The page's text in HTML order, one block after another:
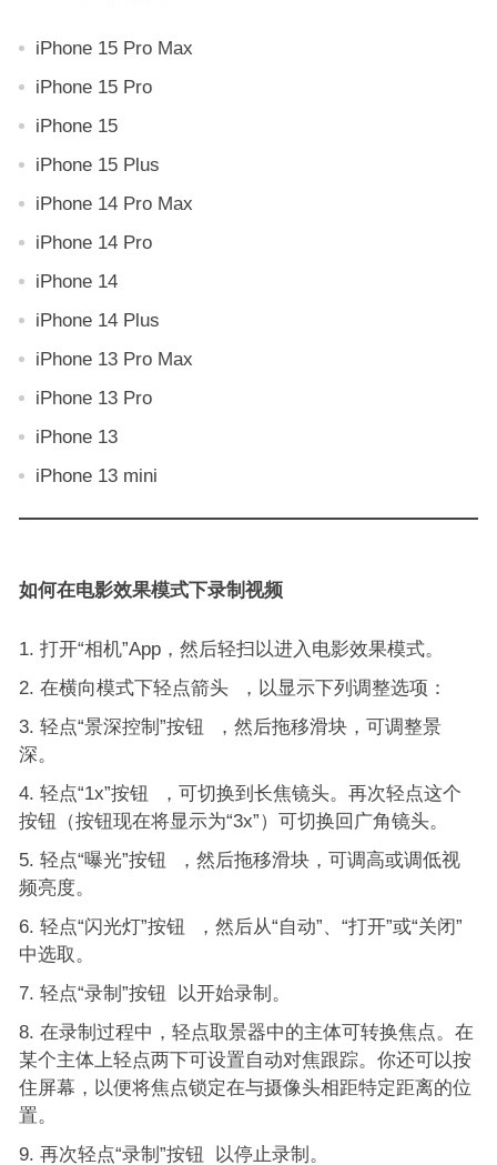
iPhone 15 Pro Max
iPhone 15 Pro
iPhone 15
iPhone 15 Plus
iPhone 14 Pro Max
iPhone 14 Pro
iPhone 14
iPhone 14 Plus
iPhone 13 Pro Max
iPhone 13 Pro
iPhone 13
iPhone 13 mini
如何在电影效果模式下录制视频
打开“相机”App，然后轻扫以进入电影效果模式。
在横向模式下轻点箭头 ，以显示下列调整选项：
轻点“景深控制”按钮 ，然后拖移滑块，可调整景
深。
轻点“1x”按钮 ，可切换到长焦镜头。再次轻点这个
按钮（按钮现在将显示为“3x”）可切换回广角镜头。
轻点“曝光”按钮 ，然后拖移滑块，可调高或调低视
频亮度。
轻点“闪光灯”按钮 ，然后从“自动”、“打开”或“关闭”
中选取。
轻点“录制”按钮 以开始录制。
在录制过程中，轻点取景器中的主体可转换焦点。在
某个主体上轻点两下可设置自动对焦跟踪。你还可以按
住屏幕，以便将焦点锁定在与摄像头相距特定距离的位
置。
再次轻点“录制”按钮 以停止录制。